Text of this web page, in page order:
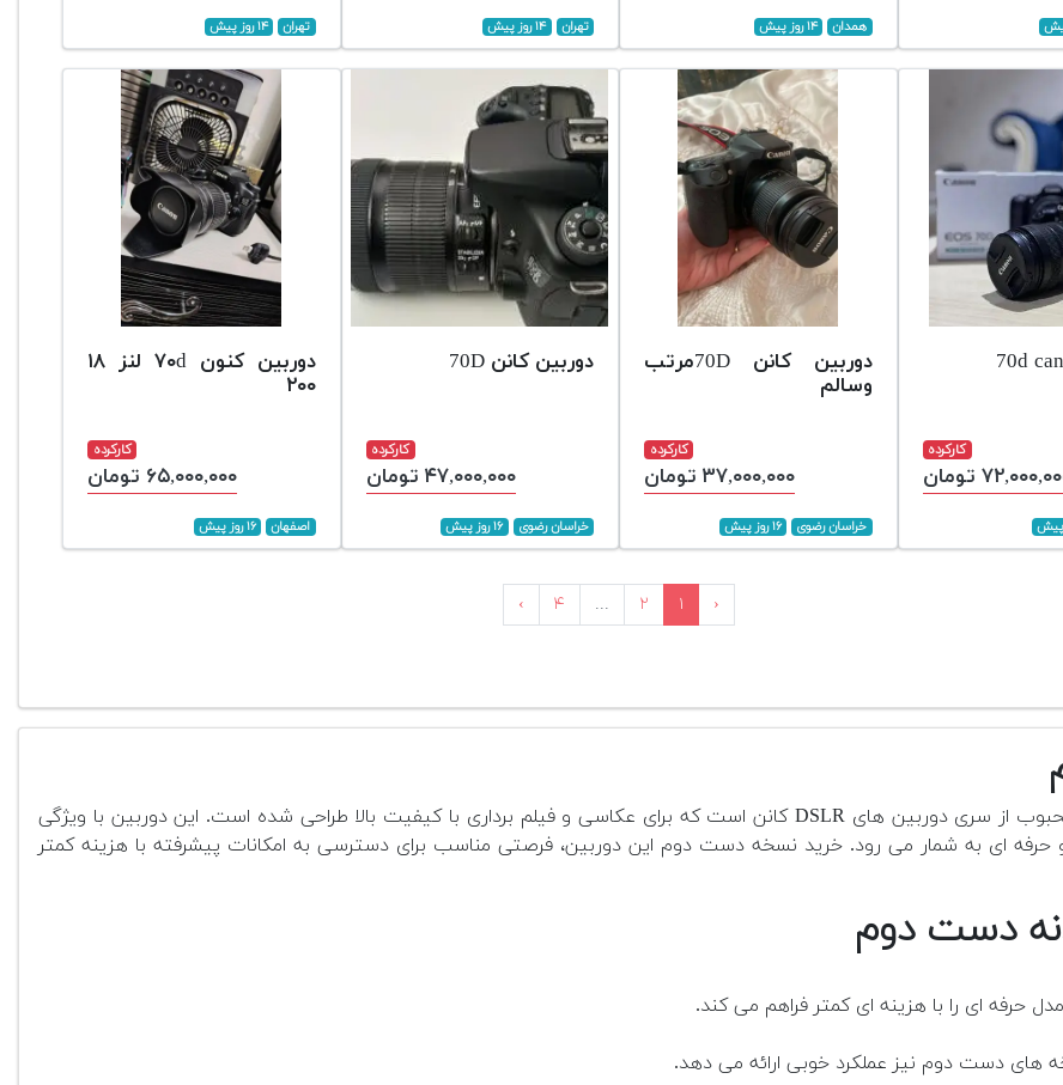
همدان ۱۴ روز پیش تهران ۱۴ روز پیش تهران ۱۴ روز پیش
کارکرده
تومان
دوربین کانن 70Dمرتب
وسالم
کارکرده
۳۷,۰۰۰,۰۰۰ تومان
خراسان رضوی ۱۶ روز پیش
دوربین کانن 70D
کارکرده
۴۷,۰۰۰,۰۰۰ تومان
خراسان رضوی ۱۶ روز پیش
دوربین کنون ۷۰d لنز ۱۸
۲۰۰
کارکرده
۶۵,۰۰۰,۰۰۰ تومان
اصفهان ۱۶ روز پیش
‹ ۱ ۲ ... ۴ ›
یکی از مدل های حرفه ای و محبوب از سری دوربین های DSLR کانن است که برای عکاسی و فیلم برداری با کیفیت بالا طراحی شده است. این دوربین با ویژگی
و حرفه ای به شمار می رود. خرید نسخه دست دوم این دوربین، فرصتی مناسب برای دسترسی به امکانات پیشرفته با هزینه کمتر
ای را با هزینه ای کمتر فراهم می کند.
های دست دوم نیز عملکرد خوبی ارائه می دهد.